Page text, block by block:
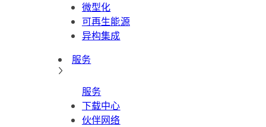
微型化
可再生能源
异构集成
服务
服务
下载中心
伙伴网络